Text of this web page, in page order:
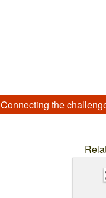
Connecting the